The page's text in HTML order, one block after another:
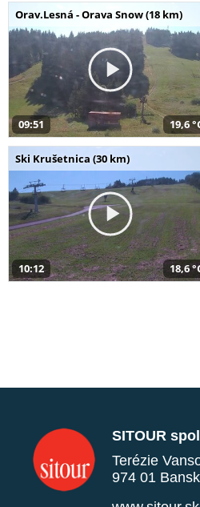
Orav.Lesná - Orava Snow (18 km)
09:51 19,6
Ski Krušetnica (30 km)
10:12 18,6
SITOUR
Terézie
974 01